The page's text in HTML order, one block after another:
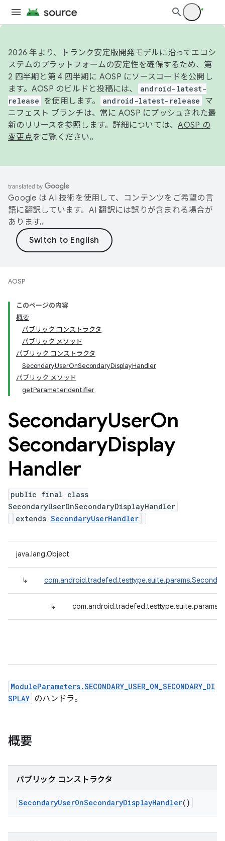
2026 年より、トランク安定版開発モデルに沿ってエコシ
ステムのプラットフォームの安定性を確保するため、第
2 四半期と第 4 四半期に AOSP にソースコードを公開し
ます。AOSP のビルドと投稿には、
android-latest-
release
を使用します。 android-latest-release
マ
ニフェスト ブランチは、常に AOSP にプッシュされた最
新のリリースを参照します。詳細については、AOSP の
変更点をご覧ください。
Google は AI 技術を使用して、コンテンツをご希望の言
語に翻訳しています。AI 翻訳には誤りが含まれる場合が
あります。
AOSP
このページの内容
概要
パブリック コンストラクタ
パブリック メソッド
パブリック コンストラクタ
SecondaryUserOnSecondaryDisplayHandler
パブリック メソッド
getParameterIdentifier
SecondaryUserOn
SecondaryDisplay
Handler
public final class
SecondaryUserOnSecondaryDisplayHandler
extends SecondaryUserHandler
java.lang.Object
↳
↳
ModuleParameters.SECONDARY_USER_ON_SECONDARY_DI
SPLAY のハンドラ。
概要
パブリック コンストラクタ
SecondaryUserOnSecondaryDisplayHandler()